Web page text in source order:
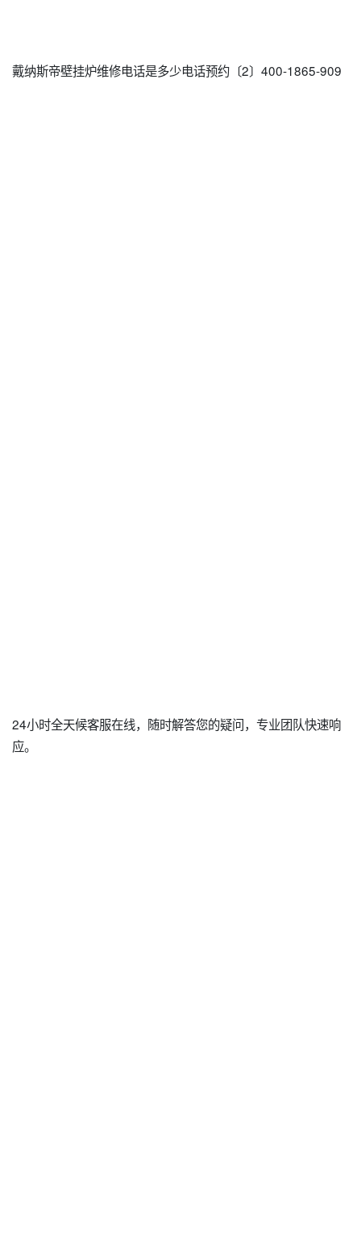
戴纳斯帝壁挂炉维修电话是多少电话预约〔2〕400-1865-909
24小时全天候客服在线，随时解答您的疑问，专业团队快速响
应。